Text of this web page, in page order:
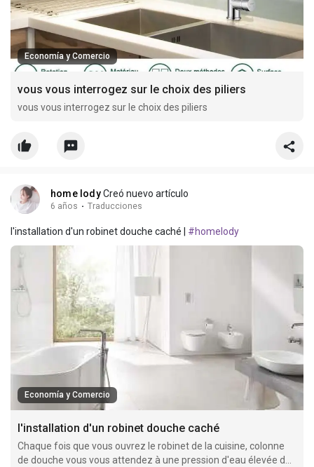
Economía y Comercio
vous vous interrogez sur le choix des piliers
vous vous interrogez sur le choix des piliers
home lodyCreó nuevo artículo
6 años · Traducciones
l'installation d'un robinet douche caché | #homelody
Economía y Comercio
l'installation d'un robinet douche caché
Chaque fois que vous ouvrez le robinet de la cuisine, colonne
de douche vous vous attendez à une pression d'eau élevée du